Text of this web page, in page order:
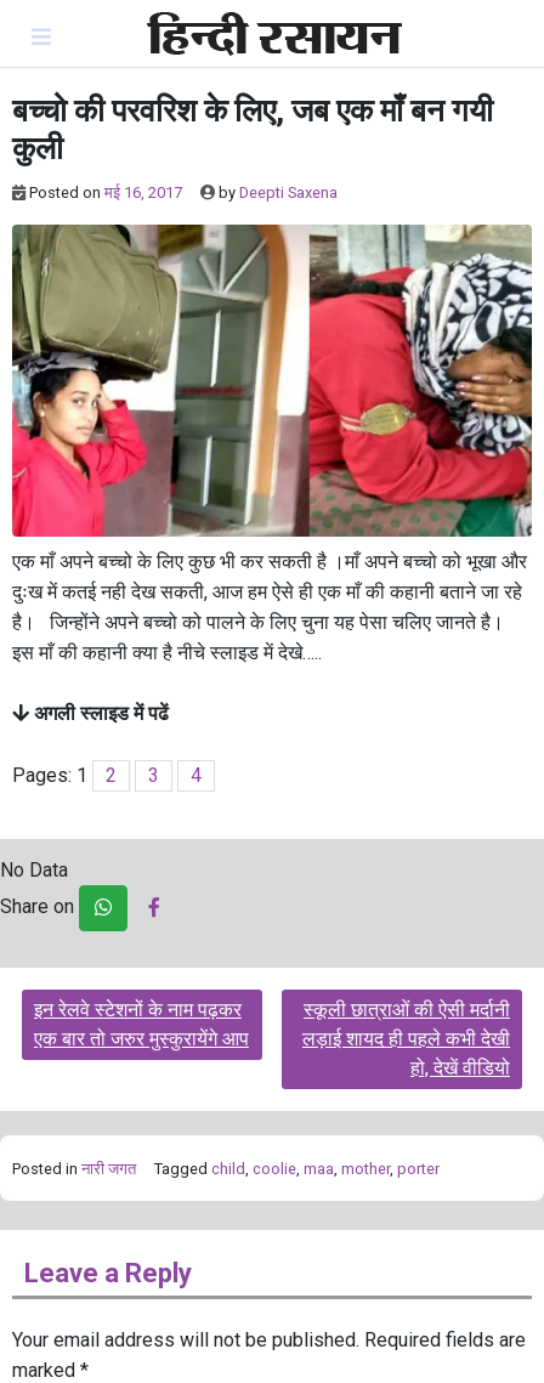
content
बच्चो की परवरिश के लिए, जब एक माँ बन गयी
कुली
Posted on मई 16, 2017 by Deepti Saxena
एक माँ अपने बच्चो के लिए कुछ भी कर सकती है ।माँ अपने बच्चो को भूखा और
दुःख में कतई नही देख सकती, आज हम ऐसे ही एक माँ की कहानी बताने जा रहे
है। जिन्होंने अपने बच्चो को पालने के लिए चुना यह पेसा चलिए जानते है।
इस माँ की कहानी क्या है नीचे स्लाइड में देखे…..
अगली स्लाइड में पढें
Pages: 1 2 3 4
No Data
Share on
Post
navigation
इन रेलवे स्टेशनों के नाम पढ़कर
एक बार तो जरुर मुस्कुरायेंगे आप
स्कूली छात्राओं की ऐसी मर्दानी
लड़ाई शायद ही पहले कभी देखी
हो, देखें वीडियो
Posted in नारी जगत Tagged child, coolie, maa, mother, porter
Leave a Reply
Your email address will not be published. Required fields are
marked *